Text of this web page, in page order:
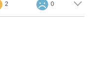
2 0